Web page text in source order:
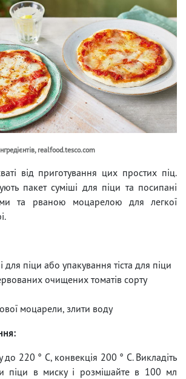
realfood.tesco.com
від приготування цих простих піц.
пакет суміші для піци та посипані
та рваною моцарелою для легкої
для піци або упакування тіста для піци
очищених томатів сорту
моцарели, злити воду
до 220 ° C, конвекція 200 ° C. Викладіть
піци в миску і розмішайте в 100 мл